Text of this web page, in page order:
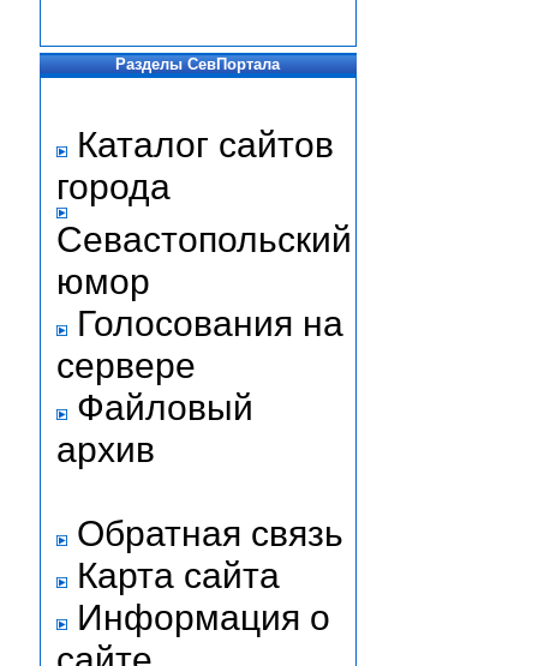
Разделы СевПортала
Каталог сайтов
города
Севастопольский
юмор
Голосования на
сервере
Файловый
архив
Обратная связь
Карта сайта
Информация о